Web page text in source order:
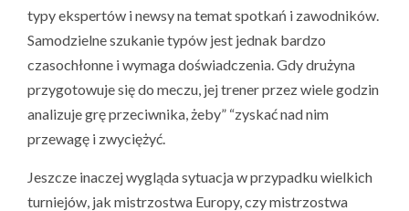
typy ekspertów i newsy na temat spotkań i zawodników.
Samodzielne szukanie typów jest jednak bardzo
czasochłonne i wymaga doświadczenia. Gdy drużyna
przygotowuje się do meczu, jej trener przez wiele godzin
analizuje grę przeciwnika, żeby” “zyskać nad nim
przewagę i zwyciężyć.
Jeszcze inaczej wygląda sytuacja w przypadku wielkich
turniejów, jak mistrzostwa Europy, czy mistrzostwa